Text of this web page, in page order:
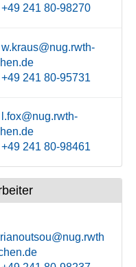
+49 241 80-98270
w.kraus@nug.rwth-
+49 241 80-95731
l.fox@nug.rwth-
+49 241 80-98461